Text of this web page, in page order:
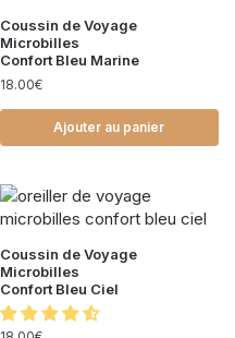
Coussin de Voyage
Microbilles
Confort Bleu Marine
18.00€
Ajouter au panier
Coussin de Voyage
Microbilles
Confort Bleu Ciel